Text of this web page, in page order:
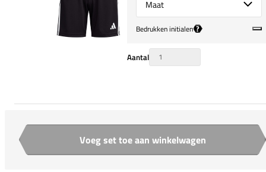
Bedrukken initialen ?
Aantal
Aantal Voeg set toe aan winkelwagen